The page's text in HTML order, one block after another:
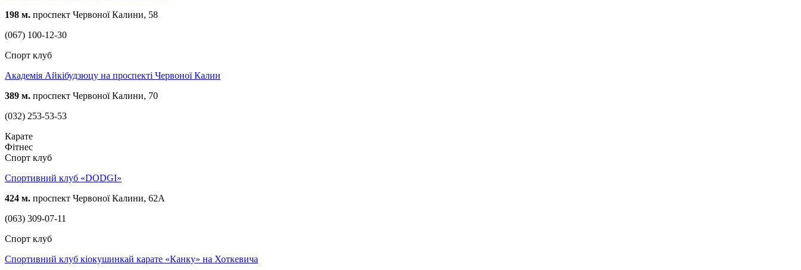
198 м. проспект Червоної Калини, 58
(067) 100-12-30
Спорт клуб
Академія Айкібудзюцу на проспекті Червоної Калин
389 м. проспект Червоної Калини, 70
(032) 253-53-53
Карате
Фітнес
Спорт клуб
Спортивний клуб «DODGI»
424 м. проспект Червоної Калини, 62А
(063) 309-07-11
Спорт клуб
Спортивний клуб кіокушинкай карате «Канку» на Хоткевича